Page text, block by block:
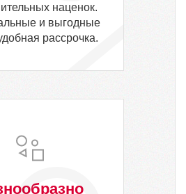
наценок.
и выгодные
рассрочка.